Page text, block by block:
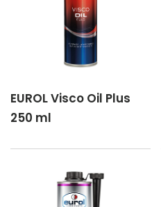
EUROL Visco Oil Plus
250 ml